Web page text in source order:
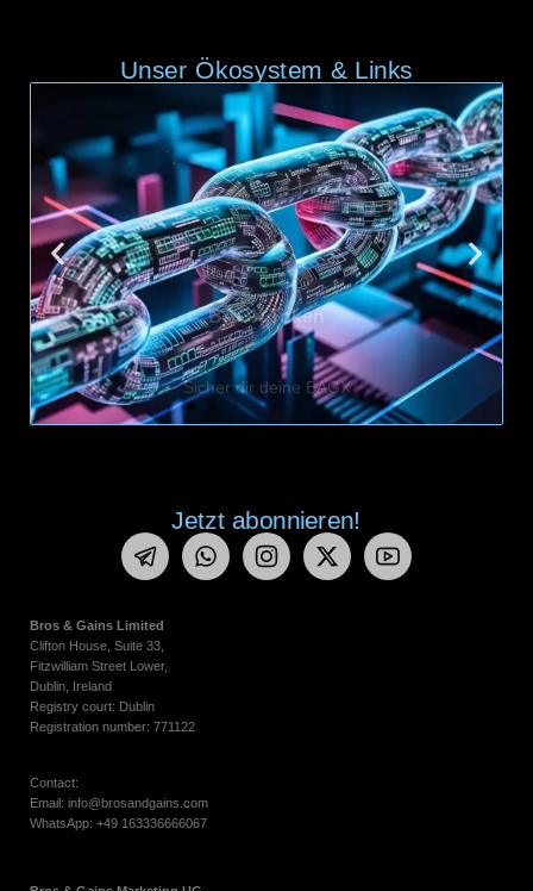
Unser Ökosystem & Links
BAGX Token
Sicher dir deine BAGX
Hier klicken
Jetzt abonnieren!
Bros & Gains Limited
Clifton House, Suite 33,
Fitzwilliam Street Lower,
Dublin, Ireland
Registry court: Dublin
Registration number: 771122
Contact:
Email: info@brosandgains.com
WhatsApp: +49 163336666067